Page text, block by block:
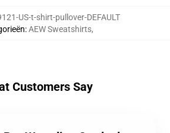
US-t-shirt-pullover-DEFAULT
:AEW Sweatshirts,
Customers Say